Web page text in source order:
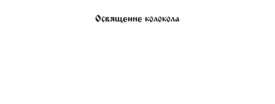
Освящение колокола